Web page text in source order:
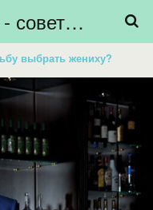
Свадебный блог - советы невестам, подготовка к свадьбе - HiBride
выбрать жениху?